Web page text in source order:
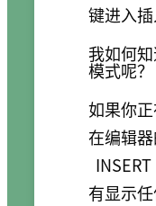
键进入插
我如何
模式呢？
如果你
在编辑
INSERT
有显示